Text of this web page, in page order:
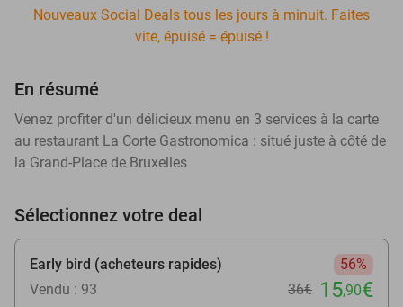
Nouveaux Social Deals tous les jours à minuit. Faites
vite, épuisé = épuisé !
En résumé
Venez profiter d'un délicieux menu en 3 services à la carte
au restaurant La Corte Gastronomica : situé juste à côté de
la Grand-Place de Bruxelles
Sélectionnez votre deal
Early bird (acheteurs rapides)
56%
Vendu : 93
36€ 15,90€